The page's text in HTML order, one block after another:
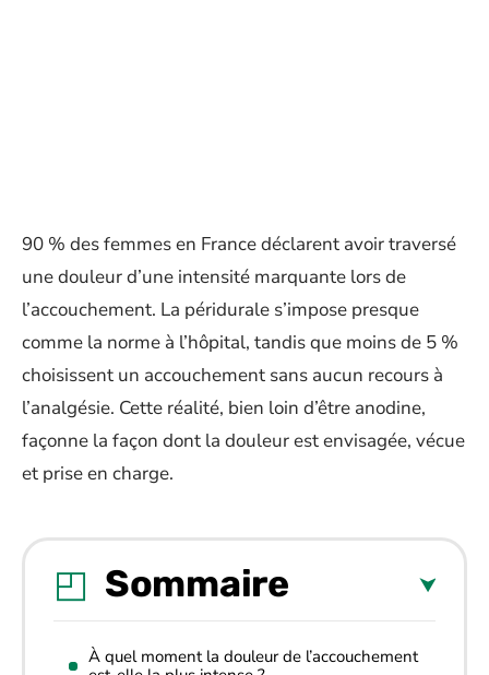
90 % des femmes en France déclarent avoir traversé
une douleur d’une intensité marquante lors de
l’accouchement. La péridurale s’impose presque
comme la norme à l’hôpital, tandis que moins de 5 %
choisissent un accouchement sans aucun recours à
l’analgésie. Cette réalité, bien loin d’être anodine,
façonne la façon dont la douleur est envisagée, vécue
et prise en charge.
Sommaire
À quel moment la douleur de l’accouchement